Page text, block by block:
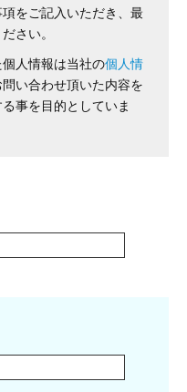
をご記入いただき、最
さい。
人情報は当社の個人情
い合わせ頂いた内容を
事を目的としていま